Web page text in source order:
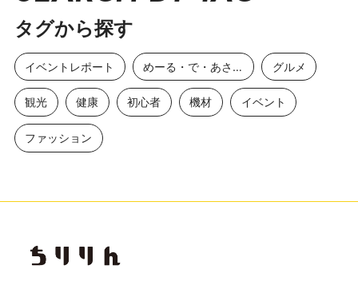
タグから探す
イベントレポート めーる・で・あさひ グルメ
観光 健康 初心者 機材 イベント
ファッション